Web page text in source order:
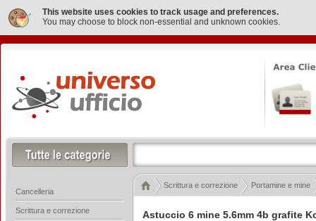
This website uses cookies to track usage and preferences.
You may choose to block non-essential and unknown cookies.
Astuccio 6 mine 5.6mm 4b grafite
Scrittura e correzione Portamine e mine
Cancelleria
Scrittura e correzione